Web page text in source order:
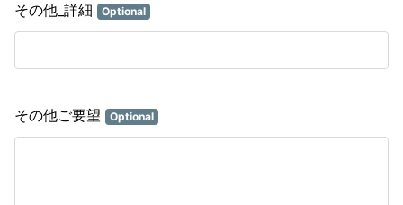
その他_詳細 Optional
その他ご要望 Optional